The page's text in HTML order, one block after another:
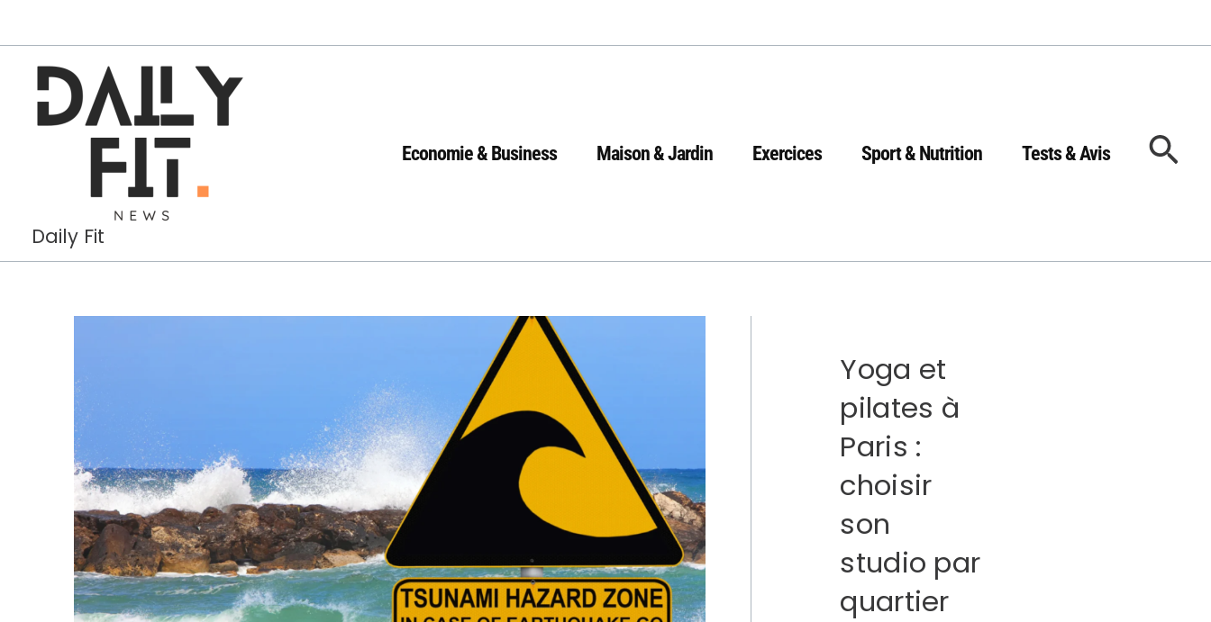
Daily Fit
Economie & Business Maison & Jardin Exercices Sport & Nutrition Tests & Avis
Yoga et
pilates à
Paris :
choisir
son
studio par
quartier